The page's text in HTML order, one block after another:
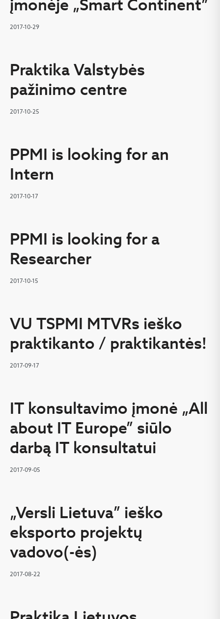
įmonėje „Smart Continent”
2017-10-29
Praktika Valstybės
pažinimo centre
2017-10-25
PPMI is looking for an
Intern
2017-10-17
PPMI is looking for a
Researcher
2017-10-15
VU TSPMI MTVRs ieško
praktikanto / praktikantės!
2017-09-17
IT konsultavimo įmonė „All
about IT Europe” siūlo
darbą IT konsultatui
2017-09-05
„Versli Lietuva” ieško
eksporto projektų
vadovo(-ės)
2017-08-22